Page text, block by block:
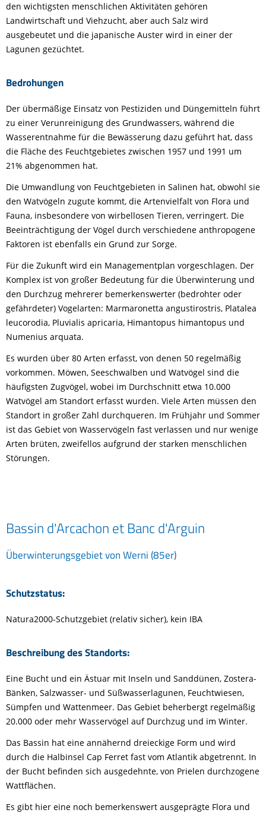
den wichtigsten menschlichen Aktivitäten gehören
Landwirtschaft und Viehzucht, aber auch Salz wird
ausgebeutet und die japanische Auster wird in einer der
Lagunen gezüchtet.
Bedrohungen
Der übermäßige Einsatz von Pestiziden und Düngemitteln führt
zu einer Verunreinigung des Grundwassers, während die
Wasserentnahme für die Bewässerung dazu geführt hat, dass
die Fläche des Feuchtgebietes zwischen 1957 und 1991 um
21% abgenommen hat.
Die Umwandlung von Feuchtgebieten in Salinen hat, obwohl sie
den Watvögeln zugute kommt, die Artenvielfalt von Flora und
Fauna, insbesondere von wirbellosen Tieren, verringert. Die
Beeinträchtigung der Vögel durch verschiedene anthropogene
Faktoren ist ebenfalls ein Grund zur Sorge.
Für die Zukunft wird ein Managementplan vorgeschlagen. Der
Komplex ist von großer Bedeutung für die Überwinterung und
den Durchzug mehrerer bemerkenswerter (bedrohter oder
gefährdeter) Vogelarten: Marmaronetta angustirostris, Platalea
leucorodia, Pluvialis apricaria, Himantopus himantopus und
Numenius arquata.
Es wurden über 80 Arten erfasst, von denen 50 regelmäßig
vorkommen. Möwen, Seeschwalben und Watvögel sind die
häufigsten Zugvögel, wobei im Durchschnitt etwa 10.000
Watvögel am Standort erfasst wurden. Viele Arten müssen den
Standort in großer Zahl durchqueren. Im Frühjahr und Sommer
ist das Gebiet von Wasservögeln fast verlassen und nur wenige
Arten brüten, zweifellos aufgrund der starken menschlichen
Störungen.
Bassin d'Arcachon et Banc d'Arguin
Überwinterungsgebiet von Werni (85er)
Schutzstatus:
Natura2000-Schutzgebiet (relativ sicher), kein IBA
Beschreibung des Standorts:
Eine Bucht und ein Ästuar mit Inseln und Sanddünen, Zostera-
Bänken, Salzwasser- und Süßwasserlagunen, Feuchtwiesen,
Sümpfen und Wattenmeer. Das Gebiet beherbergt regelmäßig
20.000 oder mehr Wasservögel auf Durchzug und im Winter.
Das Bassin hat eine annähernd dreieckige Form und wird
durch die Halbinsel Cap Ferret fast vom Atlantik abgetrennt. In
der Bucht befinden sich ausgedehnte, von Prielen durchzogene
Wattflächen.
Es gibt hier eine noch bemerkenswert ausgeprägte Flora und